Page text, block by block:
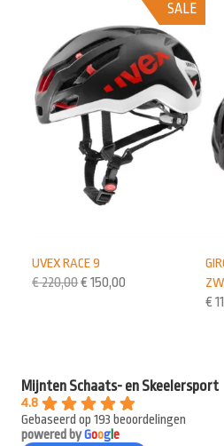
€
SALE
UVEX RACE 9
€220,00€ 150,00
Mijnten Schaats- en Skeelersport
4.8
Gebaseerd op 193 beoordelingen
powered byGooge